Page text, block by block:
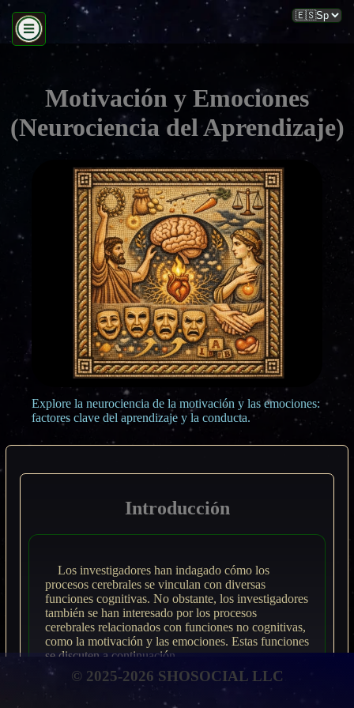
Motivación y Emociones
(Neurociencia del Aprendizaje)
Explore la neurociencia de la motivación y las emociones:
factores clave del aprendizaje y la conducta.
Introducción
Los investigadores han indagado cómo los
procesos cerebrales se vinculan con diversas
funciones cognitivas. No obstante, los investigadores
también se han interesado por los procesos
cerebrales relacionados con funciones no cognitivas,
como la motivación y las emociones. Estas funciones
se discuten a continuación.
© 2025-2026 SHOSOCIAL LLC